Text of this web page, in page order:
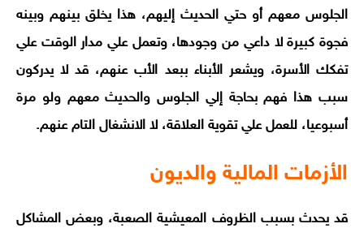
الجلوس معهم أو حتي الحديث إليهم، هذا يخلق بينهم وبينه
فجوة كبيرة لا داعي من وجودها، وتعمل علي مدار الوقت علي
تفكك الأسرة، ويشعر الأبناء ببعد الأب عنهم، قد لا يدركون
سبب هذا فهم بحاجة إلي الجلوس والحديث معهم ولو مرة
أسبوعيا، للعمل علي تقوية العلاقة، لا الانشغال التام عنهم.
الأزمات المالية والديون
قد يحدث بسبب الظروف المعيشية الصعبة، وبعض المشاكل